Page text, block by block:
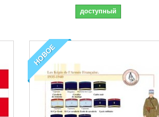
доступный
НОВОЕ